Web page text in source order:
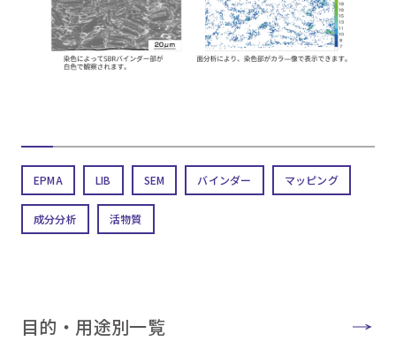
EPMA LIB SEM バインダー マッピング
成分分析 活物質
目的・用途別一覧